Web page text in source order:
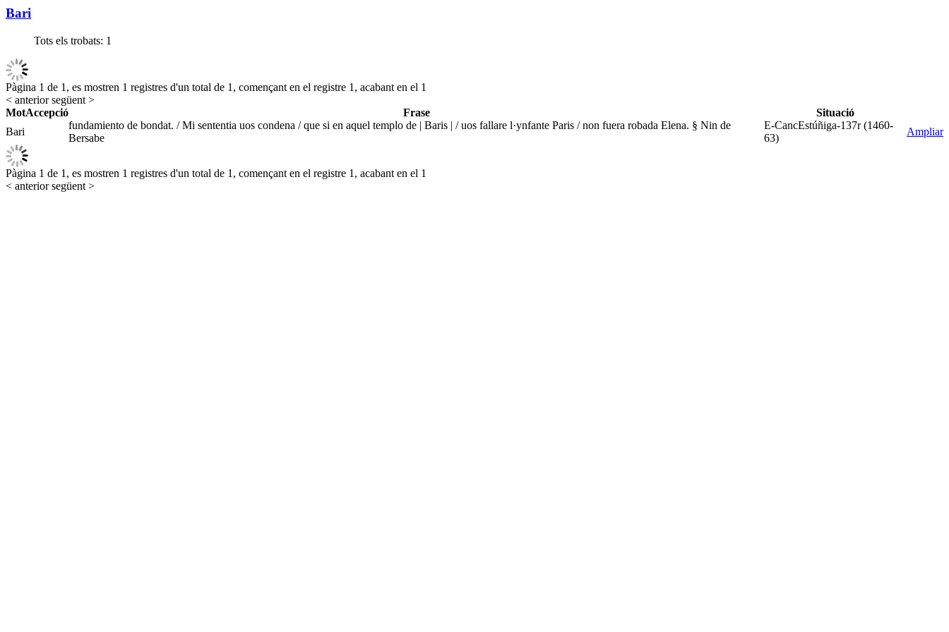
Bari
Tots els trobats: 1
Pàgina 1 de 1, es mostren 1 registres d'un total de 1, començant en el registre 1, acabant en el 1
< anteriorsegüent >
MotAccepció Frase
Situació
Bari
fundamiento de bondat. / Mi sententia uos condena / que si en aquel templo de | Baris | / uos fallare l·ynfante Paris / non fuera robada Elena. § Nin de
Bersabe
E-CancEstúñiga-137r (1460-
63)
Ampliar
Pàgina 1 de 1, es mostren 1 registres d'un total de 1, començant en el registre 1, acabant en el 1
< anteriorsegüent >